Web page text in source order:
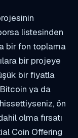
listesinden
bir fon toplama
bir projeye
bir fiyatla
ya da
hissettiyseniz, ön
olma fırsatı
Coin Offering